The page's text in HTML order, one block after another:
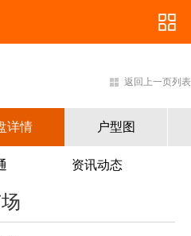
返回上一页列表
详情 户型图
资讯动态